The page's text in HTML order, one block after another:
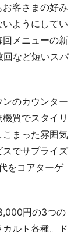
客さまの好み
ようにしてい
メニューの新
回など短いスパ
のカウンター
質でスタイリ
まった雰囲気
でサプライズ
をコアターゲ
円の3つの
ルト各種。ド